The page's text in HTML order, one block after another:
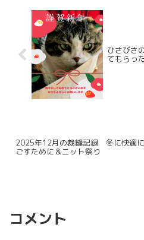
ひさびさ
てもらっ
2025年12月の裁縫記録 冬に快適
ごすために＆ニット祭り
コメント